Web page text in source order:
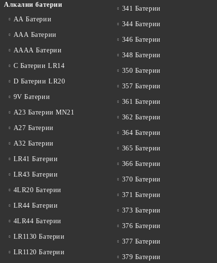
Алкални батерии
АА Батерии
ААА Батерии
АААА Батерии
C Батерии LR14
D Батерии LR20
9V Батерии
A23 Батерии MN21
A27 Батерии
A32 Батерии
LR41 Батерии
LR43 Батерии
4LR20 Батерии
LR44 Батерии
4LR44 Батерии
LR1130 Батерии
LR1120 Батерии
341 Батерии
344 Батерии
346 Батерии
348 Батерии
350 Батерии
357 Батерии
361 Батерии
362 Батерии
364 Батерии
365 Батерии
366 Батерии
370 Батерии
371 Батерии
373 Батерии
376 Батерии
377 Батерии
379 Батерии